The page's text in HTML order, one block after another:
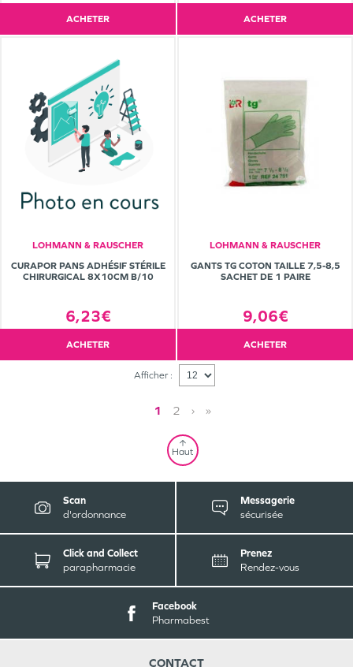
ACHETER ACHETER
LOHMANN & RAUSCHER
CURAPOR PANS ADHÉSIF STÉRILE
CHIRURGICAL 8X10CM B/10
6,23€
ACHETER
LOHMANN & RAUSCHER
GANTS TG COTON TAILLE 7,5-8,5
SACHET DE 1 PAIRE
9,06€
ACHETER
Afficher :
1 2 › »
Haut
Scan
d'ordonnance
Messagerie
sécurisée
Click and Collect
parapharmacie
Prenez
Rendez-vous
Facebook
Pharmabest
CONTACT